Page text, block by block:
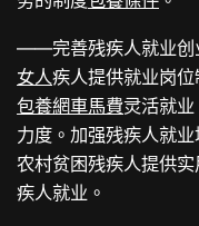
——完善残疾人就业创
女人疾人提供就业岗
包養網車馬費灵活就
力度。加强残疾人就
农村贫困残疾人提供
疾人就业。